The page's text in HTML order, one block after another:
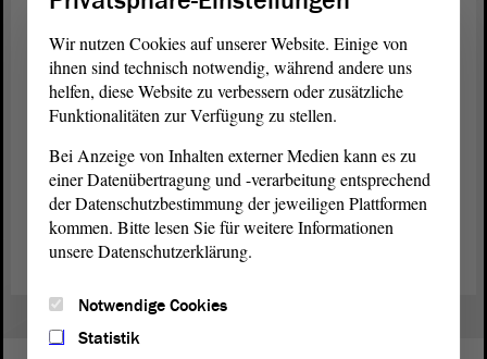
Beteiligung am Steueraufkommen, weniger
Asylforderer und Abschiebung. - Vielen Dank.
Zurück zur Landtagssitzung
Wir nutzen Cookies auf unserer Website. Einige von
ihnen sind technisch notwendig, während andere uns
helfen, diese Website zu verbessern oder zusätzliche
Funktionalitäten zur Verfügung zu stellen.
Bei Anzeige von Inhalten externer Medien kann es zu
einer Datenübertragung und -verarbeitung entsprechend
der Datenschutzbestimmung der jeweiligen Plattformen
kommen. Bitte lesen Sie für weitere Informationen
unsere Datenschutzerklärung.
Notwendige Cookies
Statistik